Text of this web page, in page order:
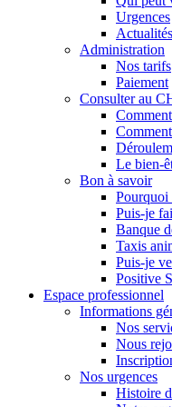
Urgences
Actualités
Administration
Nos tarifs
Paiement
Consulter au
Le bien-
Bon à savoir
Pourquoi
Puis-je
Banque
Taxis
Puis-je
Positive
Espace professionnel
Informations
Nos
Nous
Nos urgences
Histoire